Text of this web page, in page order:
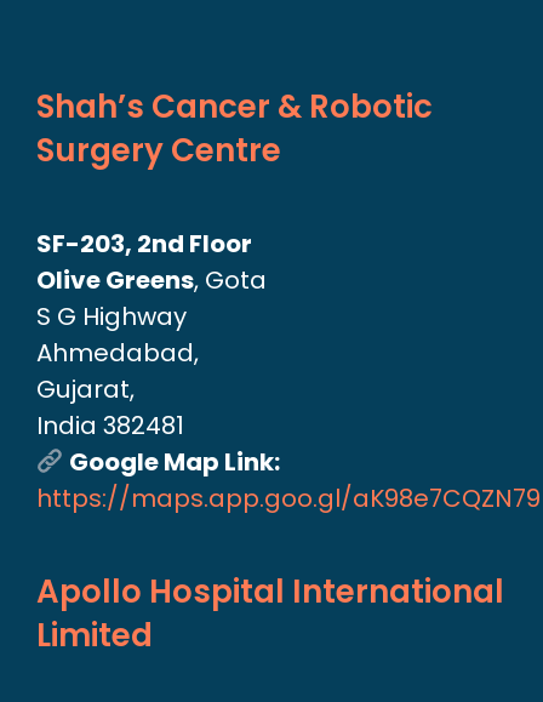
Shah’s Cancer & Robotic
Surgery Centre
SF-203, 2nd Floor
Olive Greens, Gota
S G Highway
Ahmedabad,
Gujarat,
India 382481
Google Map Link:
https://maps.app.goo.gl/
Apollo Hospital International
Limited